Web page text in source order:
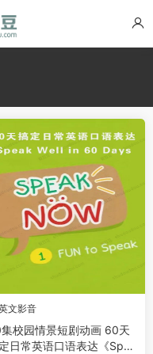
文影音
校园情景短剧动画 60天
日常英语口语表达《Spea